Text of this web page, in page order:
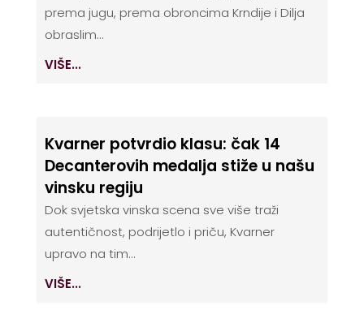
prema jugu, prema obroncima Krndije i Dilja
obraslim...
VIŠE...
Kvarner potvrdio klasu: čak 14
Decanterovih medalja stiže u našu
vinsku regiju
Dok svjetska vinska scena sve više traži
autentičnost, podrijetlo i priču, Kvarner
upravo na tim...
VIŠE...